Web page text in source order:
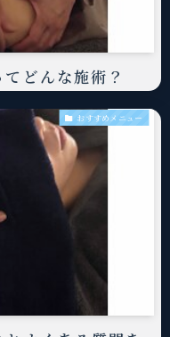
どんな施術？
おすすめメニュー